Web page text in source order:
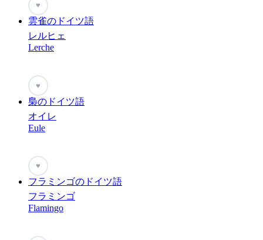
♥
雲雀のドイツ語
レルヒェ
Lerche
♥
梟のドイツ語
オイレ
Eule
♥
フラミンゴのドイツ語
フラミンゴ
Flamingo